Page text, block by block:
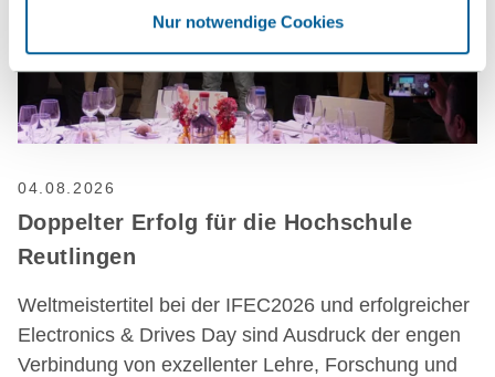
Nur notwendige Cookies
04.08.2026
Doppelter Erfolg für die Hochschule
Reutlingen
Weltmeistertitel bei der IFEC2026 und erfolgreicher
Electronics & Drives Day sind Ausdruck der engen
Verbindung von exzellenter Lehre, Forschung und